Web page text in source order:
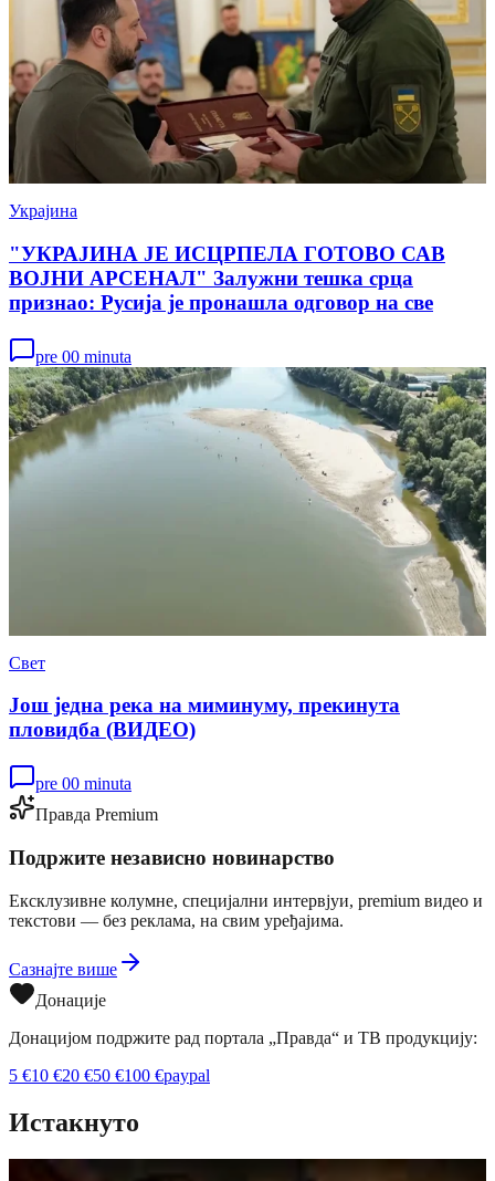
Украјина
"УКРАЈИНА ЈЕ ИСЦРПЕЛА ГОТОВО САВ
ВОЈНИ АРСЕНАЛ" Залужни тешка срца
признао: Русија је пронашла одговор на све
pre 00 minuta
Свет
Још једна река на миминуму, прекинута
пловидба (ВИДЕО)
pre 00 minuta
Правда Premium
Подржите независно новинарство
Ексклузивне колумне, специјални интервјуи, premium видео и
текстови — без реклама, на свим уређајима.
Сазнајте више
Донације
Донацијом подржите рад портала „Правда“ и ТВ продукцију:
5 €10 €20 €50 €100 €paypal
Истакнуто